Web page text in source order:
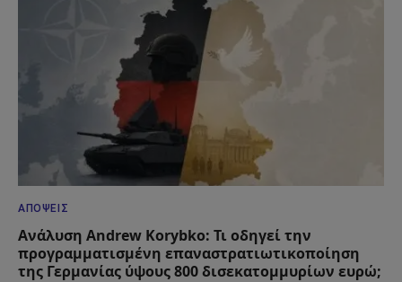
ΑΠΌΨΕΙΣ
Ανάλυση Andrew Korybko: Τι οδηγεί την
προγραμματισμένη επαναστρατιωτικοποίηση
της Γερμανίας ύψους 800 δισεκατομμυρίων ευρώ;